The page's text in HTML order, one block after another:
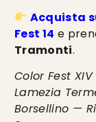
Acquista
Fest 14 e
Tramonti.
Color Fest
Lamezia
Borsellino —